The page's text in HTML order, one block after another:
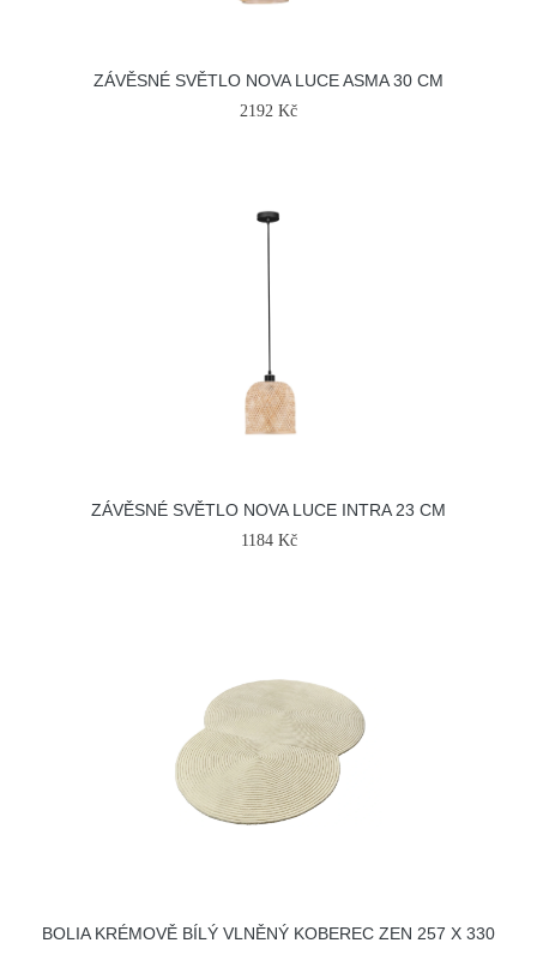
ZÁVĚSNÉ SVĚTLO NOVA LUCE ASMA 30 CM
2192 Kč
ZÁVĚSNÉ SVĚTLO NOVA LUCE INTRA 23 CM
1184 Kč
BOLIA KRÉMOVĚ BÍLÝ VLNĚNÝ KOBEREC ZEN 257 X 330